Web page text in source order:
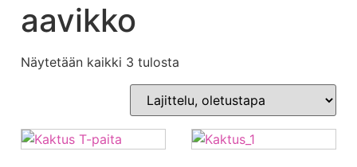
aavikko
Näytetään kaikki 3 tulosta